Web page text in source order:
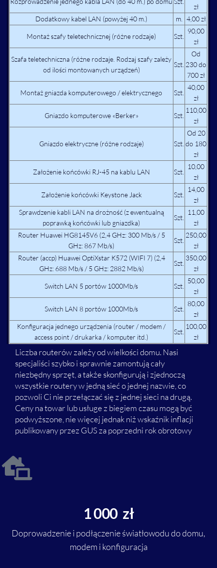
zł
Dodatkowy kabel LAN (powyżej 40 m.)
m. 4,00 zł
Montaż szafy teletechnicznej (różne rodzaje) Szt.
90,00
zł
Szafa teletechniczna (różne rodzaje. Rodzaj szafy zależy
od ilości montowanych urządzeń)
Szt.
Od
230 do
700 zł
Montaż gniazda komputerowego / elektrycznego Szt.
40,00
zł
Gniazdo komputerowe «Berker» Szt.
110,00
zł
Gniazdo elektryczne (różne rodzaje) Szt.
Od 20
do 180
zł
Założenie końcówki RJ-45 na kablu LAN Szt.
10,00
zł
Założenie końcówki Keystone Jack Szt.
14,00
zł
Sprawdzenie kabli LAN na drożność (z ewentualną
poprawką końcówki lub gniazdka)
Szt.
11,00
zł
Router Huawei HG8145V6 (2,4 GHz: 300 Mb/s / 5
GHz: 867 Mb/s)
Szt.
250,00
zł
Router (accp) Huawei OptiXstar K572 (WIFI 7) (2,4
GHz: 688 Mb/s / 5 GHz: 2882 Mb/s)
Szt.
350,00
zł
Switch LAN 5 portów 1000Mb/s Szt.
50,00
zł
Switch LAN 8 portów 1000Mb/s Szt.
80,00
zł
Konfiguracja jednego urządzenia (router / modem /
access point / drukarka / komputer itd.)
Szt.
100,00
zł
Liczba routerów zależy od wielkości domu. Nasi
specjaliści szybko i sprawnie zamontują cały
niezbędny sprzęt, a także skonfigurują i zjednoczą
wszystkie routery w jedną sieć o jednej nazwie, co
pozwoli Ci nie przełączać się z jednej sieci na drugą.
Ceny na towar lub usługe z biegiem czasu mogą być
podwyższone, nie więcej jednak niż wskaźnik inflacji
publikowany przez GUS za poprzedni rok obrotowy
1 000 zł
Doprowadzenie i podłączenie światłowodu do domu,
modem i konfiguracja